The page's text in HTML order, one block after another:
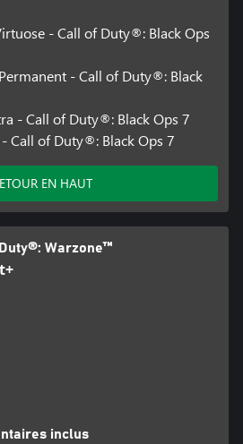
- Call of Duty®: Black Ops
- Call of Duty®: Black
- Call of Duty®: Black Ops 7
Call of Duty®: Black Ops 7
EN HAUT
Warzone™
inclus